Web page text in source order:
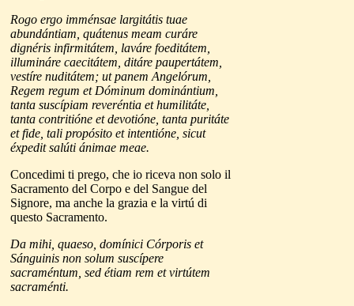
Rogo ergo imménsae largitátis tuae
abundántiam, quátenus meam curáre
dignéris infirmitátem, laváre foeditátem,
illumináre caecitátem, ditáre paupertátem,
vestíre nuditátem; ut panem Angelórum,
Regem regum et Dóminum dominántium,
tanta suscípiam reveréntia et humilitáte,
tanta contritióne et devotióne, tanta puritáte
et fide, tali propósito et intentióne, sicut
éxpedit salúti ánimae meae.
Concedimi ti prego, che io riceva non solo il
Sacramento del Corpo e del Sangue del
Signore, ma anche la grazia e la virtú di
questo Sacramento.
Da mihi, quaeso, domínici Córporis et
Sánguinis non solum suscípere
sacraméntum, sed étiam rem et virtútem
sacraménti.